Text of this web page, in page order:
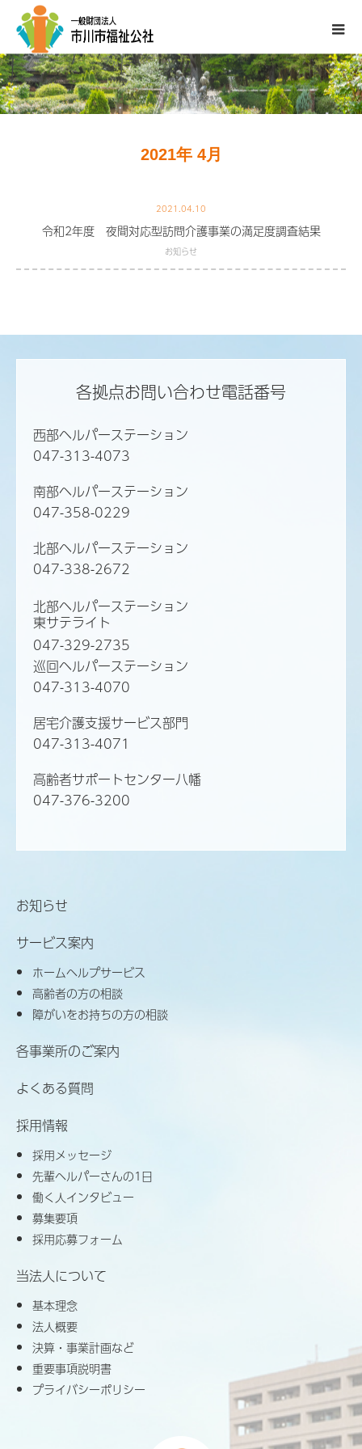
2021年 4月
2021.04.10
令和2年度 夜間対応型訪問介護事業の満足度調査結果
お知らせ
各拠点お問い合わせ電話番号
西部ヘルパーステーション
047-313-4073
南部ヘルパーステーション
047-358-0229
北部ヘルパーステーション
047-338-2672
北部ヘルパーステーション
東サテライト
047-329-2735
巡回ヘルパーステーション
047-313-4070
居宅介護支援サービス部門
047-313-4071
高齢者サポートセンター八幡
047-376-3200
お知らせ
サービス案内
ホームヘルプサービス
高齢者の方の相談
障がいをお持ちの方の相談
各事業所のご案内
よくある質問
採用情報
採用メッセージ
先輩ヘルパーさんの1日
働く人インタビュー
募集要項
採用応募フォーム
当法人について
基本理念
法人概要
決算・事業計画など
重要事項説明書
プライバシーポリシー